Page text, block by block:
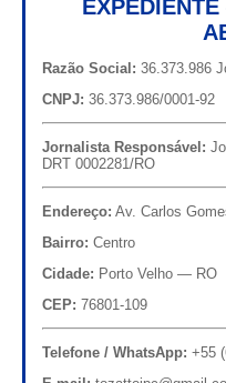
Razão Social: 36.373.986
CNPJ: 36.373.986/0001-92
Jornalista Responsável:
DRT 0002281/RO
Endereço: Av. Carlos
Bairro: Centro
Cidade: Porto Velho — RO
CEP: 76801-109
Telefone / WhatsApp: +55